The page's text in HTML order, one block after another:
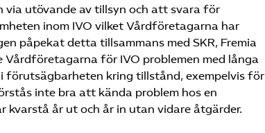
via utövande av tillsyn och att svara för
inom IVO vilket Vårdföretagarna har
påpekat detta tillsammans med SKR, Fremia
Vårdföretagarna för IVO problemen med långa
förutsägbarheten kring tillstånd, exempelvis för
inte bra att kända problem hos en
kvarstå år ut och år in utan vidare åtgärder.